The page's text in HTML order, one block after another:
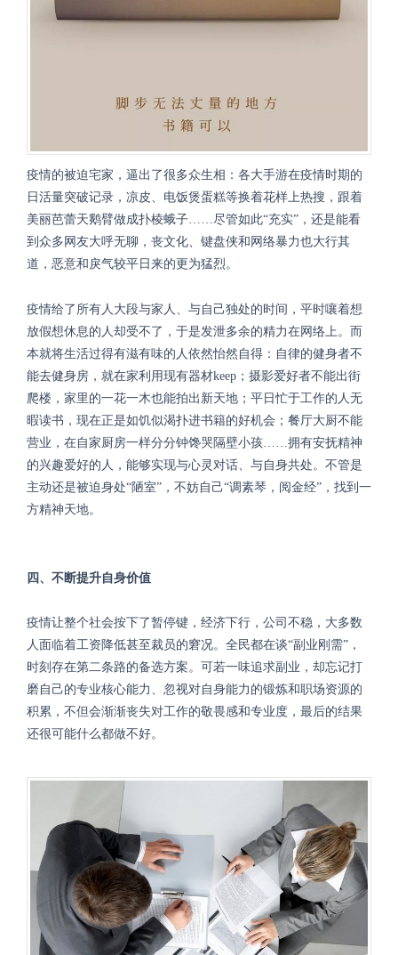
疫情的被迫宅家，逼出了很多众生相：各大手游在疫情时期的
日活量突破记录，凉皮、电饭煲蛋糕等换着花样上热搜，跟着
美丽芭蕾天鹅臂做成扑棱蛾子 ……尽管如此“充实”，还是能看
到众多网友大呼无聊，丧文化、键盘侠和网络暴力也大行其
道，恶意和戾气较平日来的更为猛烈。
疫情给了所有人大段与家人、与自己独处的时间，平时嚷着想
放假想休息的人却受不了，于是发泄多余的精力在网络上。而
本就将生活过得有滋有味的人依然怡然自得：自律的健身者不
能去健身房，就在家利用现有器材keep ；摄影爱好者不能出街
爬楼，家里的一花一木也能拍出新天地；平日忙于工作的人无
暇读书，现在正是如饥似渴扑进书籍的好机会；餐厅大厨不能
营业，在自家厨房一样分分钟馋哭隔壁小孩……拥有安抚精神
的兴趣爱好的人，能够实现与心灵对话、与自身共处。不管是
主动还是被迫身处“陋室”，不妨自己“调素琴，阅金经”，找到一
方精神天地。
四、不断提升自身价值
疫情让整个社会按下了暂停键，经济下行，公司不稳，大多数
人面临着工资降低甚至裁员的窘况。全民都在谈“副业刚需”，
时刻存在第二条路的备选方案。可若一味追求副业，却忘记打
磨自己的专业核心能力、忽视对自身能力的锻炼和职场资源的
积累，不但会渐渐丧失对工作的敬畏感和专业度，最后的结果
还很可能什么都做不好。